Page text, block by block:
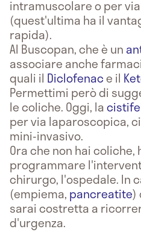
intramuscolare o per
(quest'ultima ha il
rapida).
Al Buscopan, che è un
associare anche
quali il Diclofenace il
Permettimi però di
le coliche. Oggi, la
per via laparoscopica,
mini-invasivo.
Ora che non hai
programmare
chirurgo, l'ospedale. In
(empiema, pancreatite)
sarai costretta a
d'urgenza.